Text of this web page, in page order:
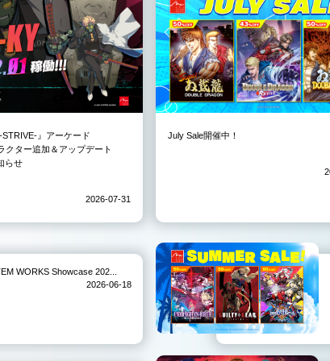
STRIVE-』アーケード
クター追加＆アップデート
らせ
2026-07-31
July Sale開催中！
WORKS Showcase 202...
2026-06-18